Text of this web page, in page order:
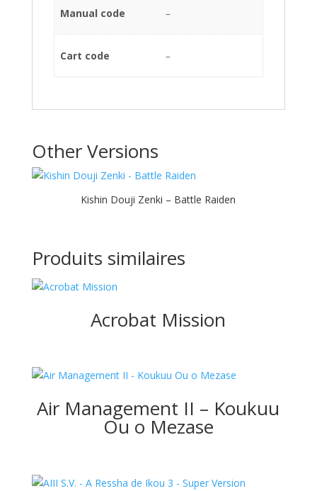
Manual code –
Cart code –
Other Versions
Kishin Douji Zenki – Battle Raiden
Produits similaires
Acrobat Mission
Air Management II – Koukuu
Ou o Mezase